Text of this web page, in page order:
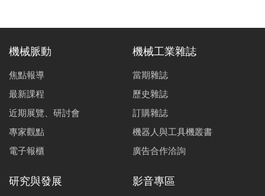
機械脈動
焦點報導
最新課程
近期展覽、研討會
專家觀點
電子報櫃
機械工業雜誌
當期雜誌
歷史雜誌
訂購雜誌
機器人與工具機叢書
廣告合作洽詢
研究與發展 影音專區